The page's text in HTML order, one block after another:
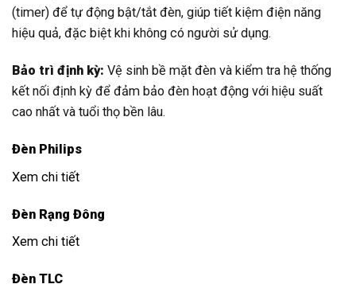
(timer) để tự động bật/tắt đèn, giúp tiết kiệm điện năng
hiệu quả, đặc biệt khi không có người sử dụng.
Bảo trì định kỳ: Vệ sinh bề mặt đèn và kiểm tra hệ thống
kết nối định kỳ để đảm bảo đèn hoạt động với hiệu suất
cao nhất và tuổi thọ bền lâu.
Đèn Philips
Xem chi tiết
Đèn Rạng Đông
Xem chi tiết
Đèn TLC